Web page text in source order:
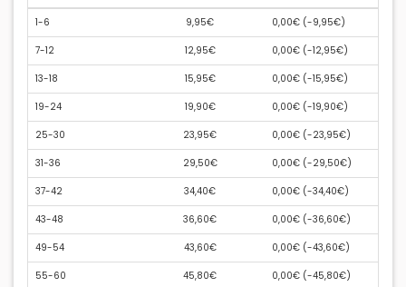
1-6 9,95€ 0,00€ (-9,95€)
7-12 12,95€ 0,00€ (-12,95€)
13-18 15,95€ 0,00€ (-15,95€)
19-24 19,90€ 0,00€ (-19,90€)
25-30 23,95€ 0,00€ (-23,95€)
31-36 29,50€ 0,00€ (-29,50€)
37-42 34,40€ 0,00€ (-34,40€)
43-48 36,60€ 0,00€ (-36,60€)
49-54 43,60€ 0,00€ (-43,60€)
55-60 45,80€ 0,00€ (-45,80€)